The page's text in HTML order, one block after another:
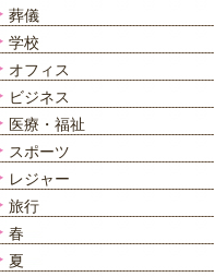
葬儀
学校
オフィス
ビジネス
医療・福祉
スポーツ
レジャー
旅行
春
夏